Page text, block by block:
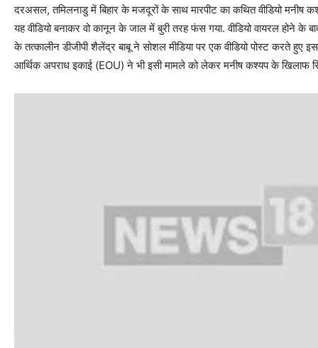
दरअसल, तमिलनाडु में बिहार के मजदूरों के साथ मारपीट का कथित वीडियो
यह वीडियो बनाकर वो कानून के जाल में बुरी तरह फंस गया. वीडियो वायरल होने
के तत्कालीन डीजीपी शैलेंद्र बाबू ने सोशल मीडिया पर एक वीडियो पोस्ट करते हुए इस
आर्थिक अपराध इकाई (EOU) ने भी इसी मामले को लेकर मनीष कश्यप के खिलाफ